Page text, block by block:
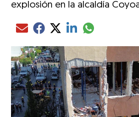
explosión en la alcaldía
Compartir el artículo actual mediante
Compartir el artículo actual
Compartir el artículo
Compartir el artículo
Compartir el